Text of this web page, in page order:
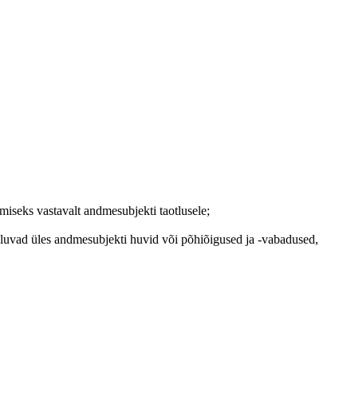
vastavalt andmesubjekti taotlusele;
üles andmesubjekti huvid või põhiõigused ja -vabadused,